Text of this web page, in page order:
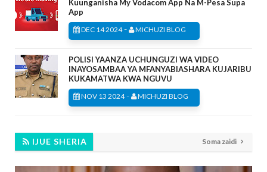
Kuunganisha My Vodacom App Na M-Pesa Supa
App
DEC 14 2024- MICHUZI BLOG
POLISI YAANZA UCHUNGUZI WA VIDEO
INAYOSAMBAA YA MFANYABIASHARA KUJARIBU
KUKAMATWA KWA NGUVU
NOV 13 2024- MICHUZI BLOG
IJUE SHERIA Soma zaidi